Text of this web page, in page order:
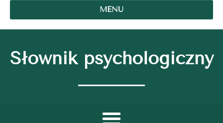
MENU
Słownik psychologiczny